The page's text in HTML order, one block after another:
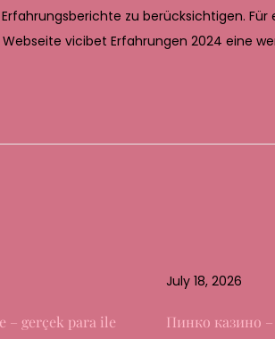
zu berücksichtigen. Für
vicibet Erfahrungen 2024 eine
– gerçek para ile
July 18, 2026
Пинко казино